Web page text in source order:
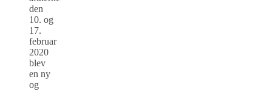
den
10. og
17.
februar
2020
blev
en ny
og